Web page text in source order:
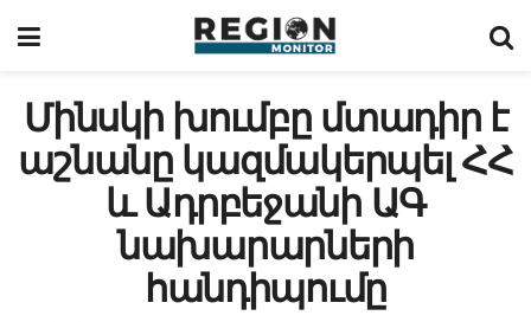
Մինսկի խումբը մտադիր է
աշնանը կազմակերպել ՀՀ
և Ադրբեջանի ԱԳ
նախարարների
հանդիպումը